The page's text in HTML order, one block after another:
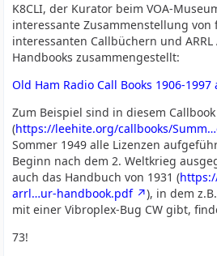
K8CLI, der Kurator beim VOA-
interessante Zusammenstellung von
interessanten Callbüchern und
Handbooks zusammengestellt:
Old Ham Radio Call Books 1906-1997
Zum Beispiel sind in diesem Callbook
(https://leehite.org/callbooks/
Sommer 1949 alle Lizenzen
Beginn nach dem 2. Weltkrieg
auch das Handbuch von 1931 (
arrl…ur-handbook.pdf
), in dem
mit einer Vibroplex-Bug CW gibt,
73!